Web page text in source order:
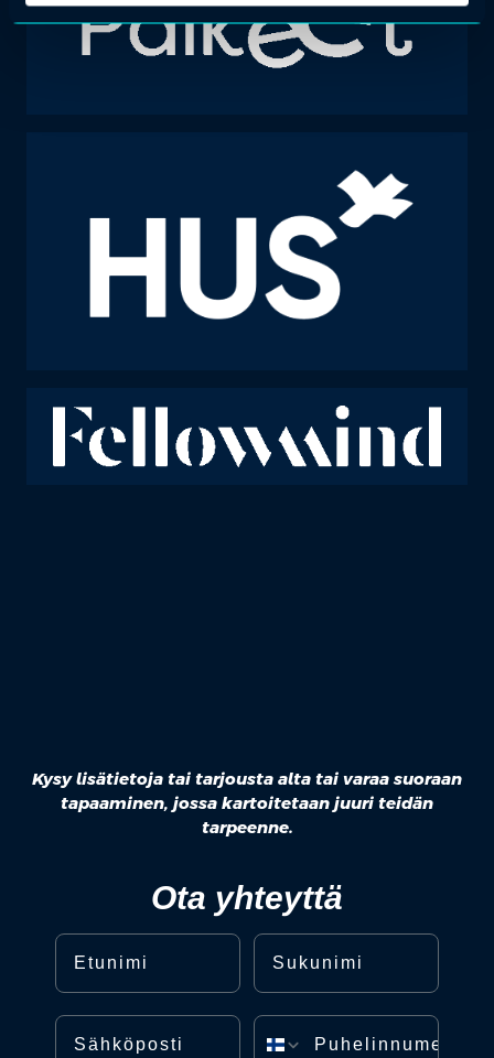
Kysy lisätietoja tai tarjousta alta tai varaa suoraan
tapaaminen, jossa kartoitetaan juuri teidän
tarpeenne.
Ota yhteyttä
Etunimi Sukunimi
Sähköposti Puhelinnumero